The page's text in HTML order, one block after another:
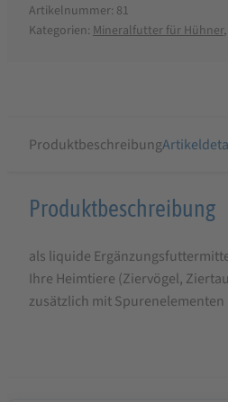
Artikelnummer: 81
Kategorien: Mineralfutter für Hühner,
Produktbeschreibung
Produktbeschreibung
Klaus
Blautinktur
Produktbeschreibung
als liquide
Ihre Heimtiere (Ziervögel,
zusätzlich mit